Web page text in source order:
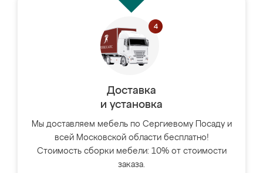
Доставка
и установка
Мы доставляем мебель по Сергиевому Посаду и
всей Московской области бесплатно!
Стоимость сборки мебели: 10% от стоимости
заказа.